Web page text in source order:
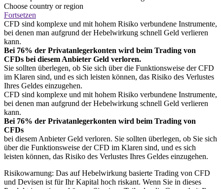
Choose country or region
Fortsetzen
CFD sind komplexe und mit hohem Risiko verbundene Instrumente,
bei denen man aufgrund der Hebelwirkung schnell Geld verlieren
kann.
Bei 76% der Privatanlegerkonten wird beim Trading von
CFDs bei diesem Anbieter Geld verloren.
Sie sollten überlegen, ob Sie sich über die Funktionsweise der CFD
im Klaren sind, und es sich leisten können, das Risiko des Verlustes
Ihres Geldes einzugehen.
CFD sind komplexe und mit hohem Risiko verbundene Instrumente,
bei denen man aufgrund der Hebelwirkung schnell Geld verlieren
kann.
Bei 76% der Privatanlegerkonten wird beim Trading von
CFDs
bei diesem Anbieter Geld verloren. Sie sollten überlegen, ob Sie sich
über die Funktionsweise der CFD im Klaren sind, und es sich
leisten können, das Risiko des Verlustes Ihres Geldes einzugehen.
Risikowarnung: Das auf Hebelwirkung basierte Trading von CFD
und Devisen ist für Ihr Kapital hoch riskant. Wenn Sie in dieses